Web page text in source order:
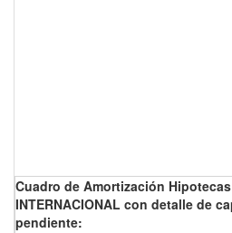
Cuadro de Amortización
INTERNACIONAL con detalle de
pendiente: